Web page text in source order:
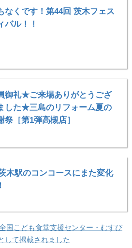
なくです！第44回 茨木フェス
バル！！
御礼★ご来場ありがとうござ
した★三島のリフォーム夏の
祭［第1弾高槻店］
木駅のコンコースにまた変化
国こども食堂支援センター・むすび
して掲載されました